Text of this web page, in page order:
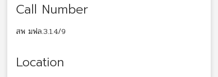
Call Number
สพ มฟล.3.1.4/9
Location